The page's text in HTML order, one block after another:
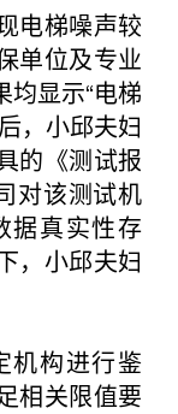
梯噪声较
单位及专业
显示“电梯
，小邱夫妇
的《测试报
对该测试机
据真实性存
，小邱夫妇
构进行鉴
相关限值要